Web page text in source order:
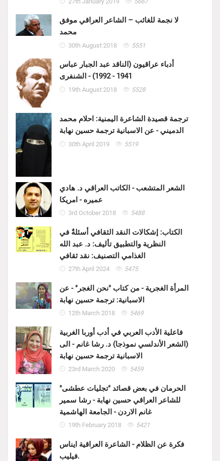
لا نجمة للغائب – الشاعر العراقي موفق
محمد
30th August 2018 5551
أدباء عراقيون (الناقد عبد الجبار عباس
1941 - 1992) - الشنفرى
19th August 2018 5528
ترجمة قصيدة الشاعرة اليمنية: احلام محمد
الدميني - عن الاسبانية ترجمة حسين نهابة
30th April 2019 5519
الشعر المتشعب - الكاتب العراقي د. هادي
عميره - امريكا
3rd October 2018 5488
الكتاب: إشكالات النقد الثقافي أسئلةٌ في
النظرية والتطبيق تأليف: د. عبد الله
الغذامي التصنيف: نقد ثقافي
27th April 2024 5475
المرأة الغجرية - من كتاب "نحن الغجر" - عن
الاسبانية: ترجمة حسين نهابة
12th March 2018 5469
فاعلية الأدب العربي في أدب أوربا الغربية
(الشعر الأندلسي نموذجا) د. رشا غانم - الى
الاسبانية ترجمة حسين نهابة
23rd March 2020 5459
الحرمان في بعض قصائد "تجليات عطشى"
للشاعر العراقي حسين نهابة - رشا سمير
غانم الاردن - الجامعة الهاشمية
19th February 2018 5421
فكرة عن الظلام - الشاعرة العراقية ايناس
فيليب.